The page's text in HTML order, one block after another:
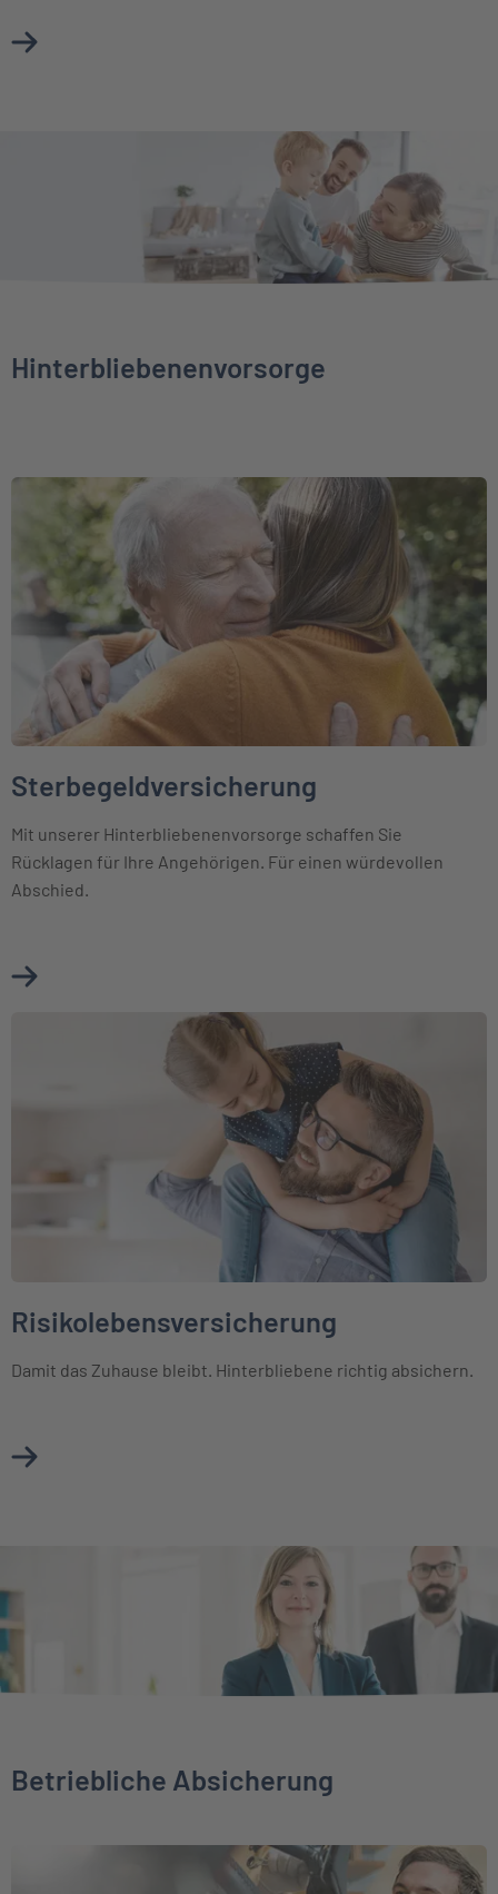
Mehr über Unfallversicherung erfahren
Hinterbliebenenvorsorge
Weiter zu Sterbegeldversicherung
Sterbegeldversicherung
Mit unserer Hinterbliebenenvorsorge schaffen Sie
Rücklagen für Ihre Angehörigen. Für einen würdevollen
Abschied.
Mehr über Sterbegeldversicherung erfahren
Weiter zu Risikolebensversicherung
Risikolebensversicherung
Damit das Zuhause bleibt. Hinterbliebene richtig absichern.
Mehr über Risikolebensversicherung erfahren
Betriebliche Absicherung
Weiter zu Direktversicherung